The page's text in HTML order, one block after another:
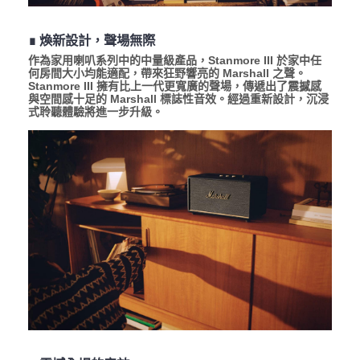
∎ 煥新設計，聲場無際
作為家用喇叭系列中的中量級產品，Stanmore III 於家中任
何房間大小均能適配，帶來狂野響亮的 Marshall 之聲。
Stanmore III 擁有比上一代更寬廣的聲場，傳遞出了震撼感
與空間感十足的 Marshall 標誌性音效。經過重新設計，沉浸
式聆聽體驗將進一步升級。